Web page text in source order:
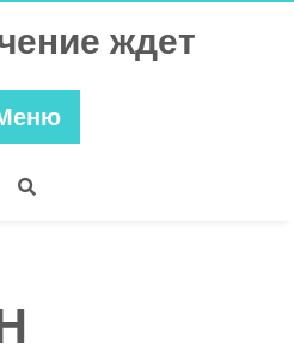
ждет